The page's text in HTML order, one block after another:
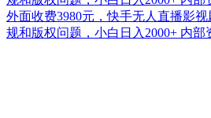
外面收费3980元，快手无人直播影
规和版权问题，小白日入2000+ 内部